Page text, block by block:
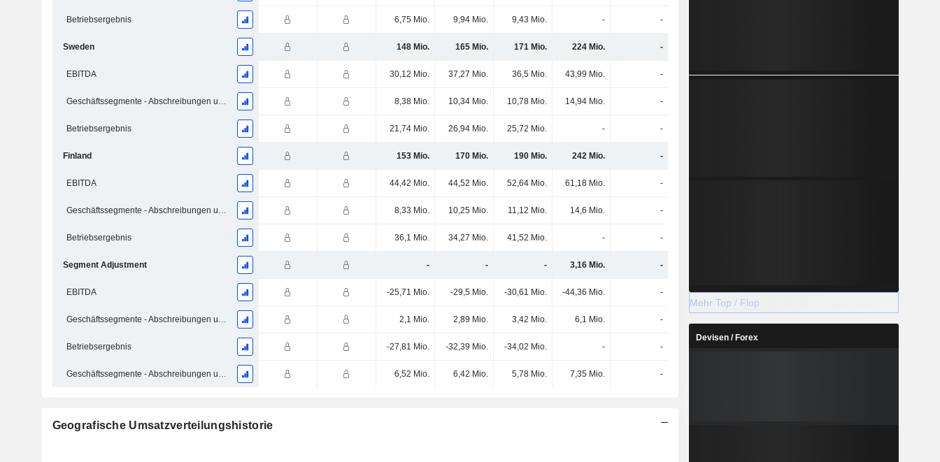
Betriebsergebnis 6,75 Mio. 9,94 Mio. 9,43 Mio. - -
Sweden 148 Mio. 165 Mio. 171 Mio. 224 Mio. -
EBITDA 30,12 Mio. 37,27 Mio. 36,5 Mio. 43,99 Mio. -
Geschäftssegmente - Abschreibungen und Wertminderungen 8,38 Mio. 10,34 Mio. 10,78 Mio. 14,94 Mio. -
Betriebsergebnis 21,74 Mio. 26,94 Mio. 25,72 Mio. - -
Finland 153 Mio. 170 Mio. 190 Mio. 242 Mio. -
EBITDA 44,42 Mio. 44,52 Mio. 52,64 Mio. 61,18 Mio. -
Geschäftssegmente - Abschreibungen und Wertminderungen 8,33 Mio. 10,25 Mio. 11,12 Mio. 14,6 Mio. -
Betriebsergebnis 36,1 Mio. 34,27 Mio. 41,52 Mio. - -
Segment Adjustment - - - 3,16 Mio. -
EBITDA -25,71 Mio. -29,5 Mio. -30,61 Mio. -44,36 Mio. -
Geschäftssegmente - Abschreibungen und Wertminderungen 2,1 Mio. 2,89 Mio. 3,42 Mio. 6,1 Mio. -
Betriebsergebnis -27,81 Mio. -32,39 Mio. -34,02 Mio. - -
Geschäftssegmente - Abschreibungen und Wertminderungen 6,52 Mio. 6,42 Mio. 5,78 Mio. 7,35 Mio. -
Geografische Umsatzverteilungshistorie
Mehr Top / Flop
Devisen / Forex